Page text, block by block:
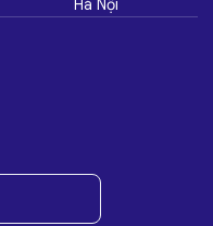
Hà Nội